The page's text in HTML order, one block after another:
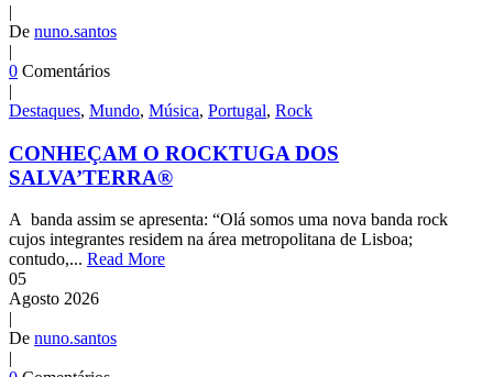
|
De nuno.santos
|
0 Comentários
|
Destaques, Mundo, Música, Portugal, Rock
CONHEÇAM O ROCKTUGA DOS
SALVA’TERRA®
A banda assim se apresenta: “Olá somos uma nova banda rock
cujos integrantes residem na área metropolitana de Lisboa;
contudo,... Read More
05
Agosto 2026
|
De nuno.santos
|